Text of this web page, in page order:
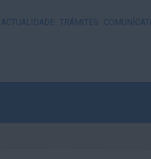
ACTUALIDADE TRÁMITES